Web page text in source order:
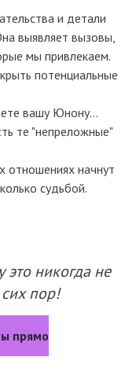
и детали
выявляет вызовы,
мы привлекаем.
потенциальные
вашу Юнону...
те "непреложные"
отношениях начнут
судьбой.
никогда не
пор!
прямо